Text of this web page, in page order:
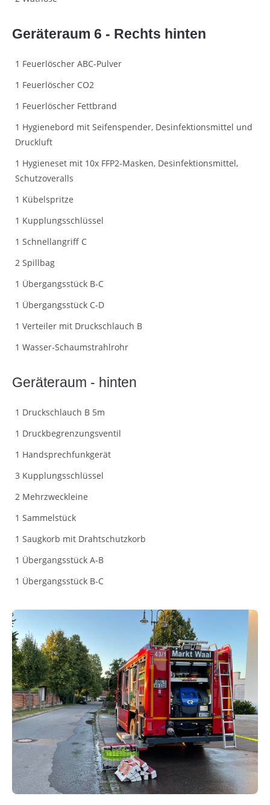
Geräteraum 6 - Rechts hinten
1 Feuerlöscher ABC-Pulver
1 Feuerlöscher CO2
1 Feuerlöscher Fettbrand
1 Hygienebord mit Seifenspender, Desinfektionsmittel und
Druckluft
1 Hygieneset mit 10x FFP2-Masken, Desinfektionsmittel,
Schutzoveralls
1 Kübelspritze
1 Kupplungsschlüssel
1 Schnellangriff C
2 Spillbag
1 Übergangsstück B-C
1 Übergangsstück C-D
1 Verteiler mit Druckschlauch B
1 Wasser-Schaumstrahlrohr
Geräteraum - hinten
1 Druckschlauch B 5m
1 Druckbegrenzungsventil
1 Handsprechfunkgerät
3 Kupplungsschlüssel
2 Mehrzweckleine
1 Sammelstück
1 Saugkorb mit Drahtschutzkorb
1 Übergangsstück A-B
1 Übergangsstück B-C